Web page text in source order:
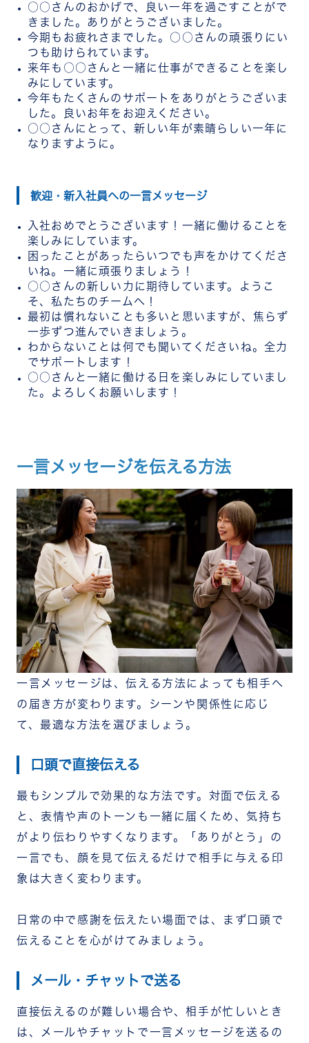
○○さんのおかげで、良い一年を過ごすことがで
きました。ありがとうございました。
今期もお疲れさまでした。○○さんの頑張りにい
つも助けられています。
来年も○○さんと一緒に仕事ができることを楽し
みにしています。
今年もたくさんのサポートをありがとうございま
した。良いお年をお迎えください。
○○さんにとって、新しい年が素晴らしい一年に
なりますように。
歓迎・新入社員への一言メッセージ
入社おめでとうございます！一緒に働けることを
楽しみにしています。
困ったことがあったらいつでも声をかけてくださ
いね。一緒に頑張りましょう！
○○さんの新しい力に期待しています。ようこ
そ、私たちのチームへ！
最初は慣れないことも多いと思いますが、焦らず
一歩ずつ進んでいきましょう。
わからないことは何でも聞いてくださいね。全力
でサポートします！
○○さんと一緒に働ける日を楽しみにしていまし
た。よろしくお願いします！
一言メッセージを伝える方法
一言メッセージは、伝える方法によっても相手へ
の届き方が変わります。シーンや関係性に応じ
て、最適な方法を選びましょう。
口頭で直接伝える
最もシンプルで効果的な方法です。対面で伝える
と、表情や声のトーンも一緒に届くため、気持ち
がより伝わりやすくなります。「ありがとう」の
一言でも、顔を見て伝えるだけで相手に与える印
象は大きく変わります。
日常の中で感謝を伝えたい場面では、まず口頭で
伝えることを心がけてみましょう。
メール・チャットで送る
直接伝えるのが難しい場合や、相手が忙しいとき
は、メールやチャットで一言メッセージを送るの